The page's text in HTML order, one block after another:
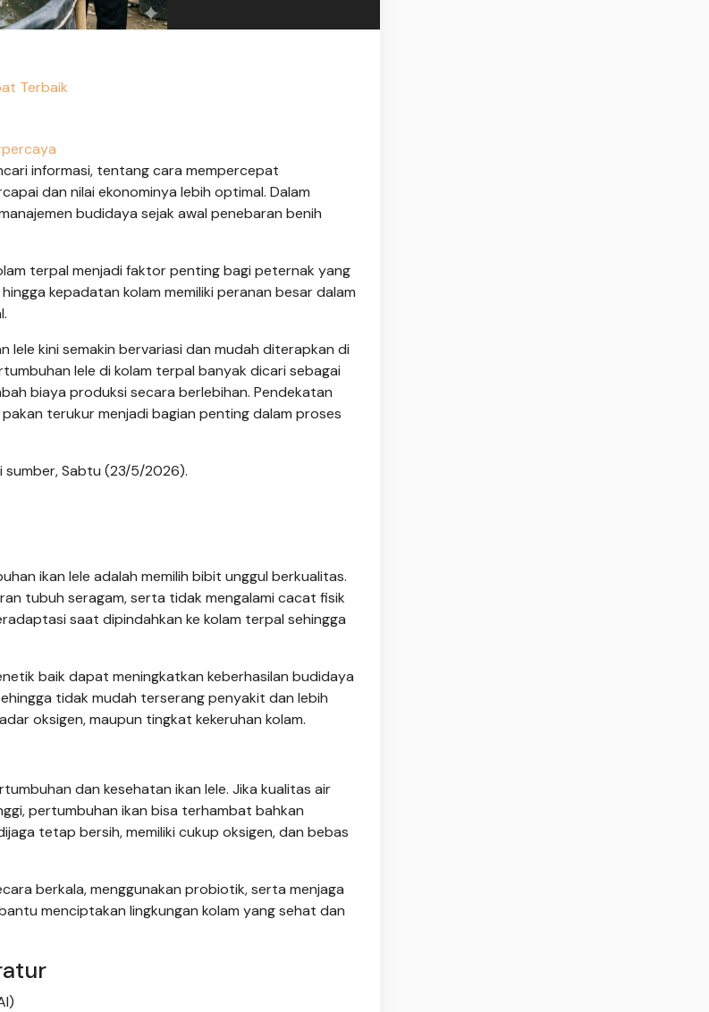
Terbaik
informasi, tentang cara mempercepat
dan nilai ekonominya lebih optimal. Dalam
budidaya sejak awal penebaran benih
terpal menjadi faktor penting bagi peternak yang
kepadatan kolam memiliki peranan besar dalam
kini semakin bervariasi dan mudah diterapkan di
lele di kolam terpal banyak dicari sebagai
biaya produksi secara berlebihan. Pendekatan
terukur menjadi bagian penting dalam proses
sumber, Sabtu (23/5/2026).
ikan lele adalah memilih bibit unggul berkualitas.
tubuh seragam, serta tidak mengalami cacat fisik
saat dipindahkan ke kolam terpal sehingga
baik dapat meningkatkan keberhasilan budidaya
tidak mudah terserang penyakit dan lebih
oksigen, maupun tingkat kekeruhan kolam.
dan kesehatan ikan lele. Jika kualitas air
pertumbuhan ikan bisa terhambat bahkan
tetap bersih, memiliki cukup oksigen, dan bebas
berkala, menggunakan probiotik, serta menjaga
menciptakan lingkungan kolam yang sehat dan